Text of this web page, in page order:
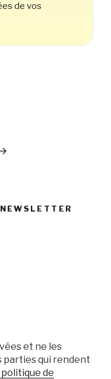
de vos
et ne les
parties qui rendent
de